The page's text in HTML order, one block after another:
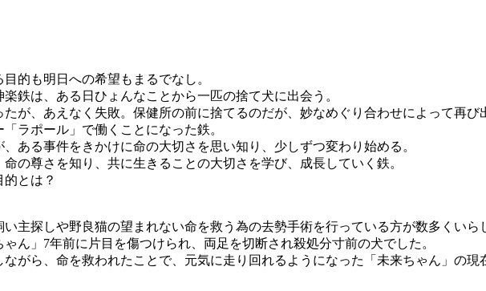
的も明日への希望もまるでなし。
鉄は、ある日ひょんなことから一匹の捨て犬に出会う。
が、あえなく失敗。保健所の前に捨てるのだが、妙なめぐり合わせによって再び
ラポール」で働くことになった鉄。
ある事件をきかけに命の大切さを思い知り、少しずつ変わり始める。
の尊さを知り、共に生きることの大切さを学び、成長していく鉄。
とは？
主探しや野良猫の望まれない命を救う為の去勢手術を行っている方が数多くいら
ん」7年前に片目を傷つけられ、両足を切断され殺処分寸前の犬でした。
がら、命を救われたことで、元気に走り回れるようになった「未来ちゃん」の